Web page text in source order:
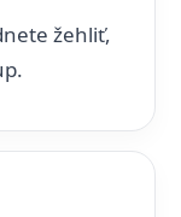
žehliť,